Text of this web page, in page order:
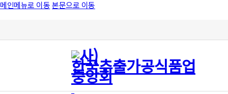
메인메뉴로 이동본문으로 이동